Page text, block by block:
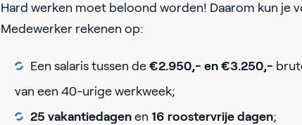
Hard werken moet beloond worden! Daarom kun je
Medewerker rekenen op:
Een salaris tussen de €2.950,- en €3.250,-
van een 40-urige werkweek;
25 vakantiedagen en 16 roostervrije dagen;